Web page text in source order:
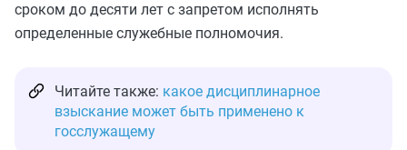
сроком до десяти лет с запретом исполнять
определенные служебные полномочия.
Читайте также: какое дисциплинарное
взыскание может быть применено к
госслужащему